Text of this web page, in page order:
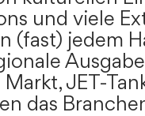
und viele
(fast) jedem
JET-
das